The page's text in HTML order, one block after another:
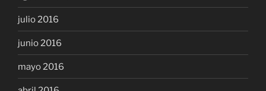
julio 2016
junio 2016
mayo 2016